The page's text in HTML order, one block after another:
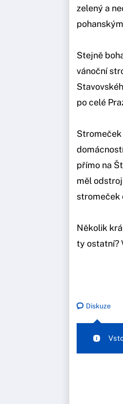
zelený a
Stejně
vánoční
po celé
přímo na
měl
stromeček
Několik
ty ostatní?
Diskuze